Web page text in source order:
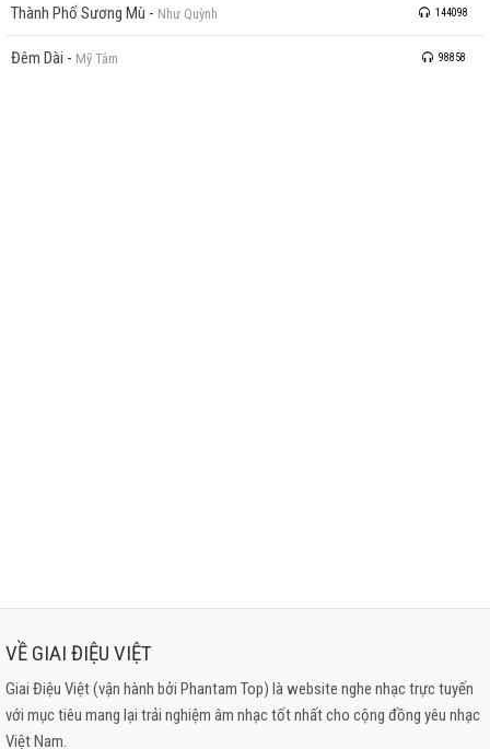
Thành Phố Sương Mù - Như Quỳnh 144098
Đêm Dài - Mỹ Tâm 98858
VỀ GIAI ĐIỆU VIỆT
Giai Điệu Việt (vận hành bởi Phantam Top) là website nghe nhạc trực tuyến
với mục tiêu mang lại trải nghiệm âm nhạc tốt nhất cho cộng đồng yêu nhạc
Việt Nam.